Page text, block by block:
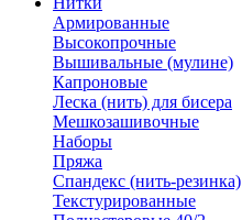
Армированные
Высокопрочные
Вышивальные (мулине)
Капроновые
Леска (нить) для бисера
Мешкозашивочные
Наборы
Пряжа
Спандекс (нить-резинка)
Текстурированные